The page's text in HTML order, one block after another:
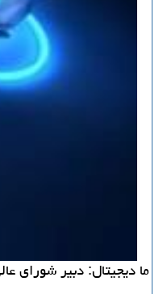
ما دیجیتال: دبیر شورای